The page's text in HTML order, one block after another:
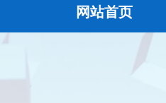
网站首页